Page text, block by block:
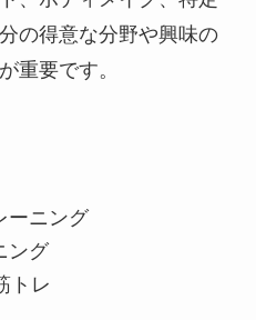
の得意な分野や興味の
重要です。
ーニング
ング
トレ